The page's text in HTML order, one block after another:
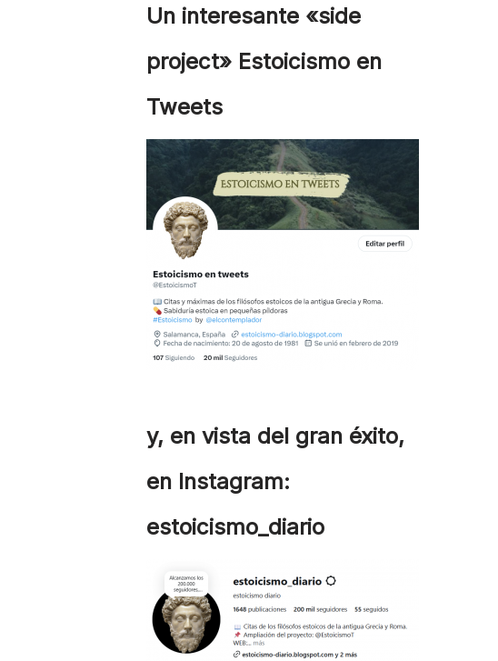
Un interesante «side
project» Estoicismo en
Tweets
y, en vista del gran éxito,
en Instagram:
estoicismo_diario